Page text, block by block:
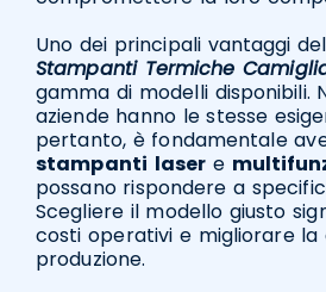
Uno dei principali vantaggi
Stampanti Termiche
gamma di modelli disponibili.
aziende hanno le stesse
pertanto, è fondamentale
stampanti laser e
possano rispondere a
Scegliere il modello giusto
costi operativi e migliorare la
produzione.